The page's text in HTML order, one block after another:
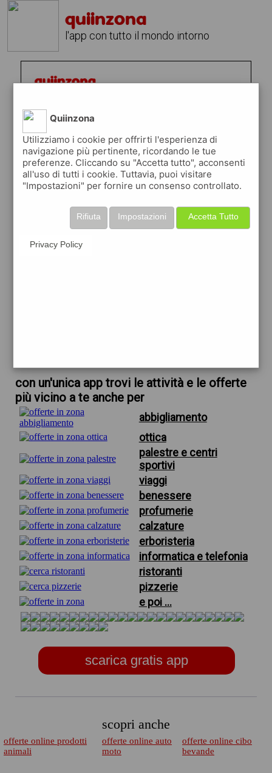
quiinzona
l'app con tutto il mondo intorno
con un'unica app trovi le attività e le offerte
più vicino a te anche per
abbigliamento
ottica
palestre e centri
sportivi
viaggi
benessere
profumerie
calzature
erboristeria
informatica e telefonia
ristoranti
pizzerie
e poi ...
scarica gratis app
scopri anche
offerte online prodotti
animali
offerte online auto
moto
offerte online cibo
bevande
Quiinzona
Utilizziamo i cookie per offrirti l'esperienza di
navigazione più pertinente, ricordando le tue
preferenze. Cliccando su "Accetta tutto", acconsenti
all'uso di tutti i cookie. Tuttavia, puoi visitare
"Impostazioni" per fornire un consenso controllato.
Accetta Tutto
Impostazioni
Rifiuta
Privacy Policy